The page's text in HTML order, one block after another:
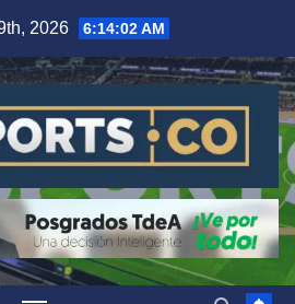
2026 6:14:03 AM